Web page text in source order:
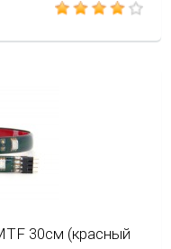
30см (красный